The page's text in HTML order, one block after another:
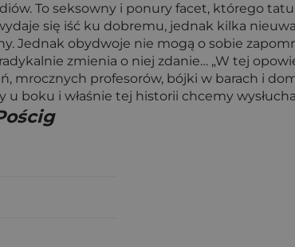
To seksowny i ponury facet, którego
się iść ku dobremu, jednak kilka
Jednak obydwoje nie mogą o sobie
zmienia o niej zdanie… „W tej
mrocznych profesorów, bójki w barach i
boku i właśnie tej historii chcemy